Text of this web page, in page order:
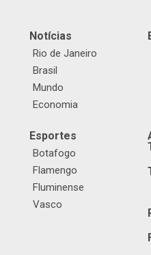
Notícias
Rio de Janeiro
Brasil
Mundo
Economia
Esportes
Botafogo
Flamengo
Fluminense
Vasco